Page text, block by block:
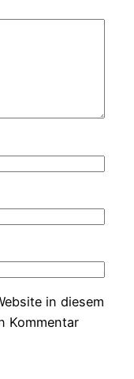
in diesem
Kommentar